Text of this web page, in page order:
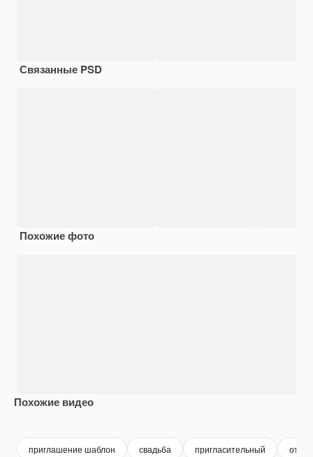
Связанные PSD
Похожие фото
Похожие видео
приглашение шаблон свадьба пригласительный